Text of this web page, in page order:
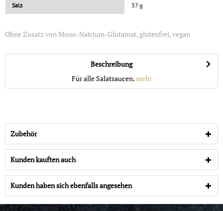
Salz 37 g
Ohne Zusatz von Mono-Natrium-Glutamat, glutenfrei, vegan
Beschreibung
Für alle Salatsaucen.mehr
Zubehör
Kunden kauften auch
Kunden haben sich ebenfalls angesehen